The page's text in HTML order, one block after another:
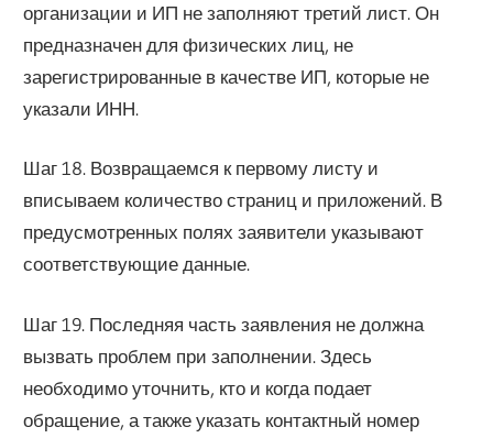
организации и ИП не заполняют третий лист. Он
предназначен для физических лиц, не
зарегистрированные в качестве ИП, которые не
указали ИНН.
Шаг 18. Возвращаемся к первому листу и
вписываем количество страниц и приложений. В
предусмотренных полях заявители указывают
соответствующие данные.
Шаг 19. Последняя часть заявления не должна
вызвать проблем при заполнении. Здесь
необходимо уточнить, кто и когда подает
обращение, а также указать контактный номер